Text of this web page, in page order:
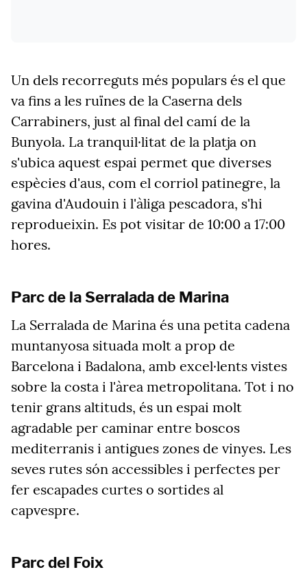
Un dels recorreguts més populars és el que
va fins a les ruïnes de la Caserna dels
Carrabiners, just al final del camí de la
Bunyola. La tranquil·litat de la platja on
s'ubica aquest espai permet que diverses
espècies d'aus, com el corriol patinegre, la
gavina d'Audouin i l'àliga pescadora, s'hi
reprodueixin. Es pot visitar de 10:00 a 17:00
hores.
Parc de la Serralada de Marina
La Serralada de Marina és una petita cadena
muntanyosa situada molt a prop de
Barcelona i Badalona, amb excel·lents vistes
sobre la costa i l'àrea metropolitana. Tot i no
tenir grans altituds, és un espai molt
agradable per caminar entre boscos
mediterranis i antigues zones de vinyes. Les
seves rutes són accessibles i perfectes per
fer escapades curtes o sortides al
capvespre.
Parc del Foix